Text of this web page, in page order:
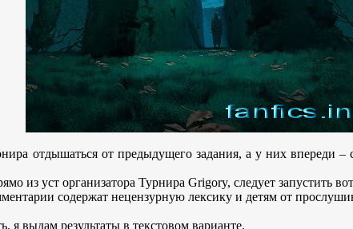
отдышаться от предыдущего задания, а у них впереди
из уст организатора Турнира Grigory, следует запустить
содержат нецензурную лексику и детям от
я выдам результаты в текстовом варианте.